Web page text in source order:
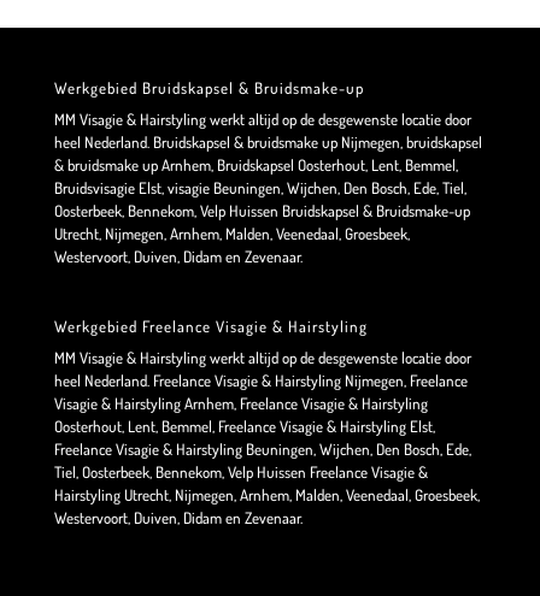
Werkgebied Bruidskapsel & Bruidsmake-up
MM Visagie & Hairstyling werkt altijd op de desgewenste locatie door
heel Nederland. Bruidskapsel & bruidsmake up Nijmegen, bruidskapsel
& bruidsmake up Arnhem, Bruidskapsel Oosterhout, Lent, Bemmel,
Bruidsvisagie Elst, visagie Beuningen, Wijchen, Den Bosch, Ede, Tiel,
Oosterbeek, Bennekom, Velp Huissen Bruidskapsel & Bruidsmake-up
Utrecht, Nijmegen, Arnhem, Malden, Veenedaal, Groesbeek,
Westervoort, Duiven, Didam en Zevenaar.
Werkgebied Freelance Visagie & Hairstyling
MM Visagie & Hairstyling werkt altijd op de desgewenste locatie door
heel Nederland. Freelance Visagie & Hairstyling Nijmegen, Freelance
Visagie & Hairstyling Arnhem, Freelance Visagie & Hairstyling
Oosterhout, Lent, Bemmel, Freelance Visagie & Hairstyling Elst,
Freelance Visagie & Hairstyling Beuningen, Wijchen, Den Bosch, Ede,
Tiel, Oosterbeek, Bennekom, Velp Huissen Freelance Visagie &
Hairstyling Utrecht, Nijmegen, Arnhem, Malden, Veenedaal, Groesbeek,
Westervoort, Duiven, Didam en Zevenaar.